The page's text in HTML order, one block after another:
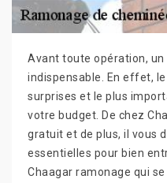
Avant toute opération,
indispensable. En effet,
surprises et le plus
votre budget. De chez
gratuit et de plus, il vous
essentielles pour bien
Chaagar ramonage qui